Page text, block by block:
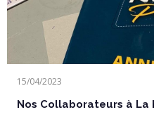
15/04/2023
Nos Collaborateurs à La